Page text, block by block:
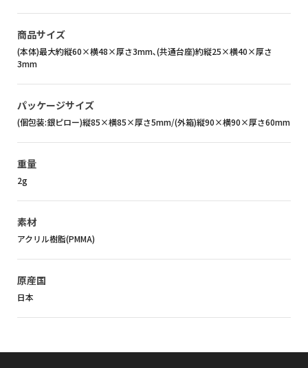
商品サイズ
(本体)最大約縦60×横48×厚さ3mm､(共通台座)約縦25×横40×厚さ
3mm
パッケージサイズ
(個包装:銀ピロー)縦85×横85×厚さ5mm/(外箱)縦90×横90×厚さ60mm
重量
2g
素材
アクリル樹脂(PMMA)
原産国
日本